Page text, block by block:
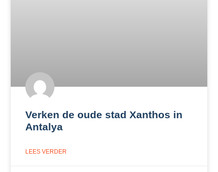
Verken de oude stad Xanthos in
Antalya
LEES VERDER